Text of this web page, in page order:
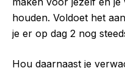
houden. Voldoet het
je er op dag 2 nog
Hou daarnaast je